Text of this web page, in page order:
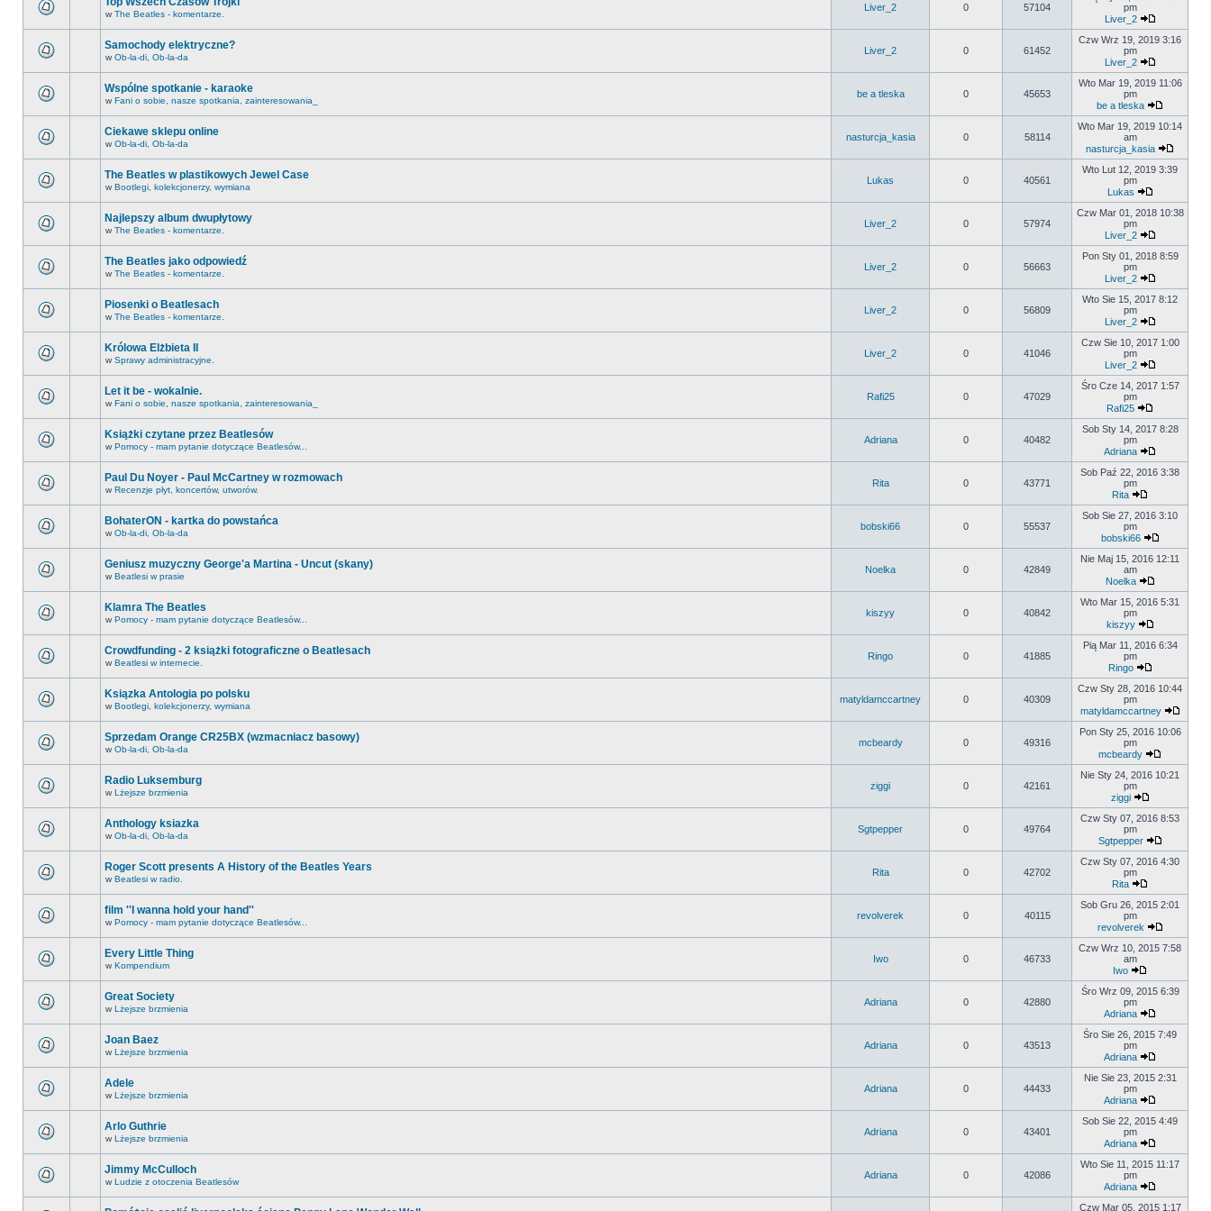
w The Beatles - komentarze.
Liver_2 0 57104
pm
Liver_2
Samochody elektryczne?
w Ob-la-di, Ob-la-da
Liver_2 0 61452
Czw Wrz 19, 2019 3:16
pm
Liver_2
Wspólne spotkanie - karaoke
w Fani o sobie, nasze spotkania, zainteresowania_
be a tleska 0 45653
Wto Mar 19, 2019 11:06
pm
be a tleska
Ciekawe sklepu online
w Ob-la-di, Ob-la-da
nasturcja_kasia 0 58114
Wto Mar 19, 2019 10:14
am
nasturcja_kasia
The Beatles w plastikowych Jewel Case
w Bootlegi, kolekcjonerzy, wymiana
Lukas 0 40561
Wto Lut 12, 2019 3:39
pm
Lukas
Najlepszy album dwupłytowy
w The Beatles - komentarze.
Liver_2 0 57974
Czw Mar 01, 2018 10:38
pm
Liver_2
The Beatles jako odpowiedź
w The Beatles - komentarze.
Liver_2 0 56663
Pon Sty 01, 2018 8:59
pm
Liver_2
Piosenki o Beatlesach
w The Beatles - komentarze.
Liver_2 0 56809
Wto Sie 15, 2017 8:12
pm
Liver_2
Królowa Elżbieta II
w Sprawy administracyjne.
Liver_2 0 41046
Czw Sie 10, 2017 1:00
pm
Liver_2
Let it be - wokalnie.
w Fani o sobie, nasze spotkania, zainteresowania_
Rafi25 0 47029
Śro Cze 14, 2017 1:57
pm
Rafi25
Książki czytane przez Beatlesów
w Pomocy - mam pytanie dotyczące Beatlesów...
Adriana 0 40482
Sob Sty 14, 2017 8:28
pm
Adriana
Paul Du Noyer - Paul McCartney w rozmowach
w Recenzje płyt, koncertów, utworów.
Rita 0 43771
Sob Paź 22, 2016 3:38
pm
Rita
BohaterON - kartka do powstańca
w Ob-la-di, Ob-la-da
bobski66 0 55537
Sob Sie 27, 2016 3:10
pm
bobski66
Geniusz muzyczny George'a Martina - Uncut (skany)
w Beatlesi w prasie
Noelka 0 42849
Nie Maj 15, 2016 12:11
am
Noelka
Klamra The Beatles
w Pomocy - mam pytanie dotyczące Beatlesów...
kiszyy 0 40842
Wto Mar 15, 2016 5:31
pm
kiszyy
Crowdfunding - 2 książki fotograficzne o Beatlesach
w Beatlesi w internecie.
Ringo 0 41885
Pią Mar 11, 2016 6:34
pm
Ringo
Ksiązka Antologia po polsku
w Bootlegi, kolekcjonerzy, wymiana
matyldamccartney 0 40309
Czw Sty 28, 2016 10:44
pm
matyldamccartney
Sprzedam Orange CR25BX (wzmacniacz basowy)
w Ob-la-di, Ob-la-da
mcbeardy 0 49316
Pon Sty 25, 2016 10:06
pm
mcbeardy
Radio Luksemburg
w Lżejsze brzmienia
ziggi 0 42161
Nie Sty 24, 2016 10:21
pm
ziggi
Anthology ksiazka
w Ob-la-di, Ob-la-da
Sgtpepper 0 49764
Czw Sty 07, 2016 8:53
pm
Sgtpepper
Roger Scott presents A History of the Beatles Years
w Beatlesi w radio.
Rita 0 42702
Czw Sty 07, 2016 4:30
pm
Rita
film ''I wanna hold your hand''
w Pomocy - mam pytanie dotyczące Beatlesów...
revolverek 0 40115
Sob Gru 26, 2015 2:01
pm
revolverek
Every Little Thing
w Kompendium
Iwo 0 46733
Czw Wrz 10, 2015 7:58
am
Iwo
Great Society
w Lżejsze brzmienia
Adriana 0 42880
Śro Wrz 09, 2015 6:39
pm
Adriana
Joan Baez
w Lżejsze brzmienia
Adriana 0 43513
Śro Sie 26, 2015 7:49
pm
Adriana
Adele
w Lżejsze brzmienia
Adriana 0 44433
Nie Sie 23, 2015 2:31
pm
Adriana
Arlo Guthrie
w Lżejsze brzmienia
Adriana 0 43401
Sob Sie 22, 2015 4:49
pm
Adriana
Jimmy McCulloch
w Ludzie z otoczenia Beatlesów
Adriana 0 42086
Wto Sie 11, 2015 11:17
pm
Adriana
Czw Mar 05, 2015 1:17